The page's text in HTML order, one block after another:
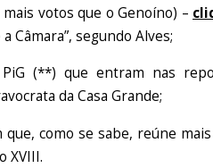
votos que o Genoíno) –
Câmara”, segundo Alves;
PiG (**) que entram nas
da Casa Grande;
como se sabe, reúne
XVIII.